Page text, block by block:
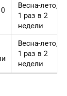
Весна-лето,
1 раз в 2
недели
Весна-лето,
1 раз в 2
недели